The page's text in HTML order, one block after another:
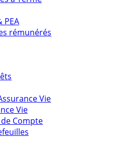
à Terme
rémunérés
Vie
Vie
Compte